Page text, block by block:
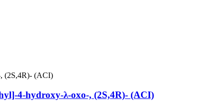
4-hydroxy-λ-oxo-, (2S,4R)- (ACI)